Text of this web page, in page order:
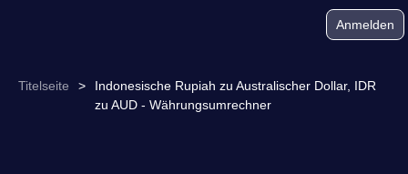
Anmelden
Titelseite >
Indonesische Rupiah zu Australischer Dollar, IDR
zu AUD - Währungsumrechner